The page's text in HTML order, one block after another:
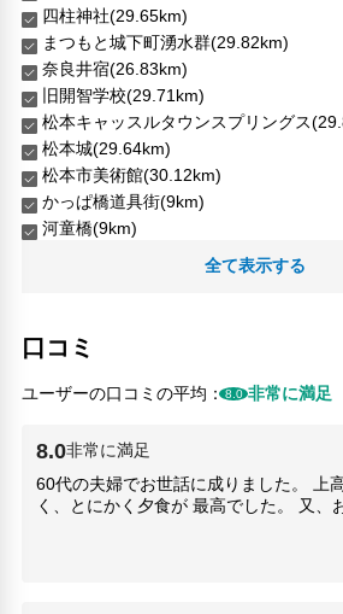
四柱神社(29.65km)
まつもと城下町湧水群(29.82km)
奈良井宿(26.83km)
旧開智学校(29.71km)
松本キャッスルタウンスプリングス
松本城(29.64km)
松本市美術館(30.12km)
かっぱ橋道具街(9km)
河童橋(9km)
全て表示する
口コミ
ユーザーの口コミの平均：8.0 非常に満足
8.0非常に満足
60代の夫婦でお世話に成りました。 上
く、とにかく夕食が 最高でした。 又、